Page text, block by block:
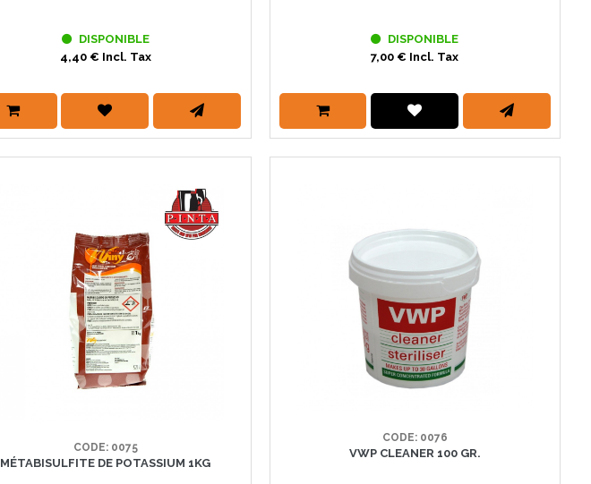
DISPONIBLE
4,40 € Incl. Tax
DISPONIBLE
7,00 € Incl. Tax
CODE: 0075
MÉTABISULFITE DE POTASSIUM 1KG
CODE: 0076
VWP CLEANER 100 GR.